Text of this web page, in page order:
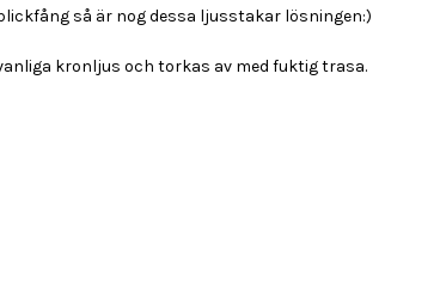
så är nog dessa ljusstakar lösningen:)
kronljus och torkas av med fuktig trasa.